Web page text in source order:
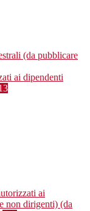
(da pubblicare
ai dipendenti
ai
non dirigenti) (da